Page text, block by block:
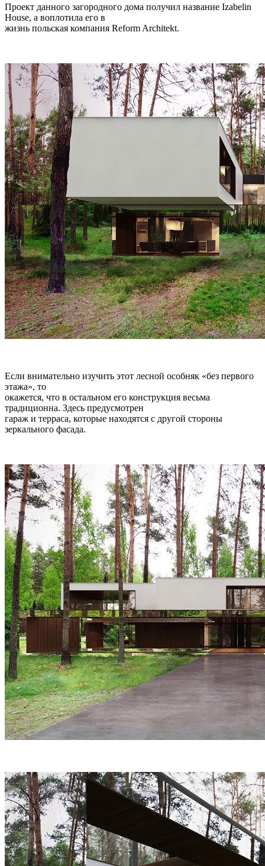
Проект данного загородного дома получил название Izabelin
House, а воплотила его в
жизнь польская компания Reform Architekt.
Если внимательно изучить этот лесной особняк «без первого
этажа», то
окажется, что в остальном его конструкция весьма
традиционна. Здесь предусмотрен
гараж и терраса, которые находятся с другой стороны
зеркального фасада.